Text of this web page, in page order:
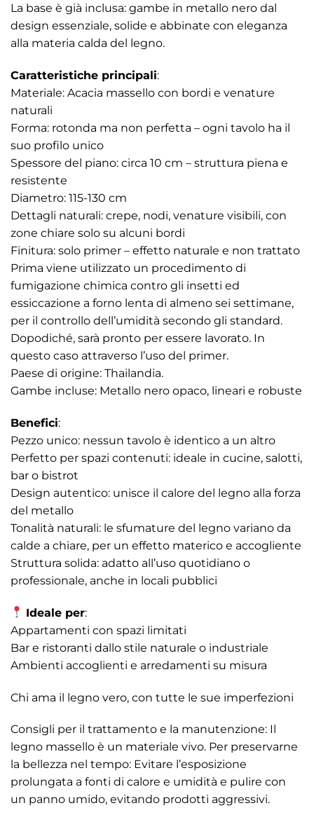
La base è già inclusa: gambe in metallo nero dal
design essenziale, solide e abbinate con eleganza
alla materia calda del legno.
Caratteristiche principali:
Materiale: Acacia massello con bordi e venature
naturali
Forma: rotonda ma non perfetta – ogni tavolo ha il
suo profilo unico
Spessore del piano: circa 10 cm – struttura piena e
resistente
Diametro: 115-130 cm
Dettagli naturali: crepe, nodi, venature visibili, con
zone chiare solo su alcuni bordi
Finitura: solo primer – effetto naturale e non trattato
Prima viene utilizzato un procedimento di
fumigazione chimica contro gli insetti ed
essiccazione a forno lenta di almeno sei settimane,
per il controllo dell’umidità secondo gli standard.
Dopodiché, sarà pronto per essere lavorato. In
questo caso attraverso l’uso del primer.
Paese di origine: Thailandia.
Gambe incluse: Metallo nero opaco, lineari e robuste
Benefici:
Pezzo unico: nessun tavolo è identico a un altro
Perfetto per spazi contenuti: ideale in cucine, salotti,
bar o bistrot
Design autentico: unisce il calore del legno alla forza
del metallo
Tonalità naturali: le sfumature del legno variano da
calde a chiare, per un effetto materico e accogliente
Struttura solida: adatto all’uso quotidiano o
professionale, anche in locali pubblici
Ideale per:
Appartamenti con spazi limitati
Bar e ristoranti dallo stile naturale o industriale
Ambienti accoglienti e arredamenti su misura
Chi ama il legno vero, con tutte le sue imperfezioni
Consigli per il trattamento e la manutenzione: Il
legno massello è un materiale vivo. Per preservarne
la bellezza nel tempo: Evitare l’esposizione
prolungata a fonti di calore e umidità e pulire con
un panno umido, evitando prodotti aggressivi.